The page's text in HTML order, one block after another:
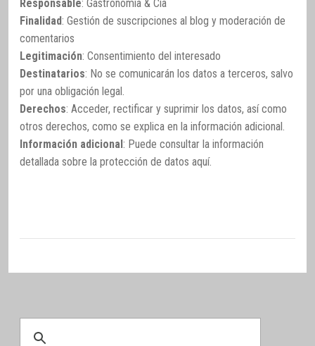
Responsable: Gastronomía & Cía
Finalidad: Gestión de suscripciones al blog y moderación de
comentarios
Legitimación: Consentimiento del interesado
Destinatarios: No se comunicarán los datos a terceros, salvo
por una obligación legal.
Derechos: Acceder, rectificar y suprimir los datos, así como
otros derechos, como se explica en la información adicional.
Información adicional: Puede consultar la información
detallada sobre la protección de datos aquí.